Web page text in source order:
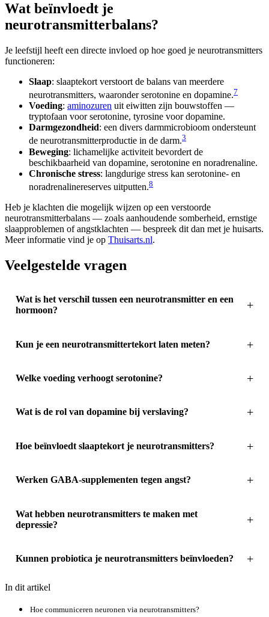
Wat beïnvloedt je
neurotransmitterbalans?
Je leefstijl heeft een directe invloed op hoe goed je neurotransmitters
functioneren:
Slaap: slaaptekort verstoort de balans van meerdere
neurotransmitters, waaronder serotonine en dopamine.7
Voeding: aminozuren uit eiwitten zijn bouwstoffen —
tryptofaan voor serotonine, tyrosine voor dopamine.
Darmgezondheid: een divers darmmicrobioom ondersteunt
de neurotransmitterproductie in de darm.3
Beweging: lichamelijke activiteit bevordert de
beschikbaarheid van dopamine, serotonine en noradrenaline.
Chronische stress: langdurige stress kan serotonine- en
noradrenalinereserves uitputten.8
Heb je klachten die mogelijk wijzen op een verstoorde
neurotransmitterbalans — zoals aanhoudende somberheid, ernstige
slaapproblemen of angstklachten — bespreek dit dan met je huisarts.
Meer informatie vind je op Thuisarts.nl.
Veelgestelde vragen
Wat is het verschil tussen een neurotransmitter en een
hormoon?
Kun je een neurotransmittertekort laten meten?
Welke voeding verhoogt serotonine?
Wat is de rol van dopamine bij verslaving?
Hoe beïnvloedt slaaptekort je neurotransmitters?
Werken GABA-supplementen tegen angst?
Wat hebben neurotransmitters te maken met
depressie?
Kunnen probiotica je neurotransmitters beïnvloeden?
In dit artikel
Hoe communiceren neuronen via neurotransmitters?